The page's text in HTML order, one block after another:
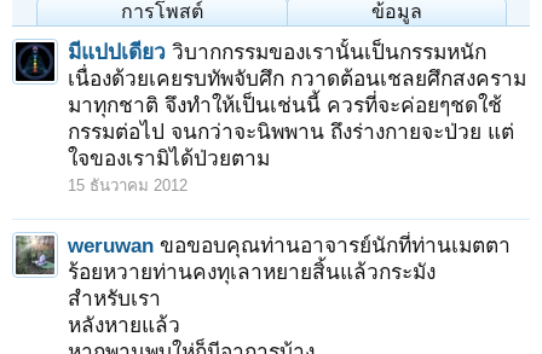
การโพสต์
ข้อมูล
มีแปปเดียว วิบากกรรมของเรานั้นเป็นกรรมหนัก
เนื่องด้วยเคยรบทัพจับศึก กวาดต้อนเชลยศึกสงคราม
มาทุกชาติ จึงทำให้เป็นเช่นนี้ ควรที่จะค่อยๆชดใช้
กรรมต่อไป จนกว่าจะนิพพาน ถึงร่างกายจะป่วย แต่
ใจของเรามิได้ป่วยตาม
15 ธันวาคม 2012
weruwan ขอขอบคุณท่านอาจารย์นักที่ท่านเมตตา
ร้อยหวายท่านคงทุเลาหยายสิ้นแล้วกระมัง
สำหรับเรา
หลังหายแล้ว